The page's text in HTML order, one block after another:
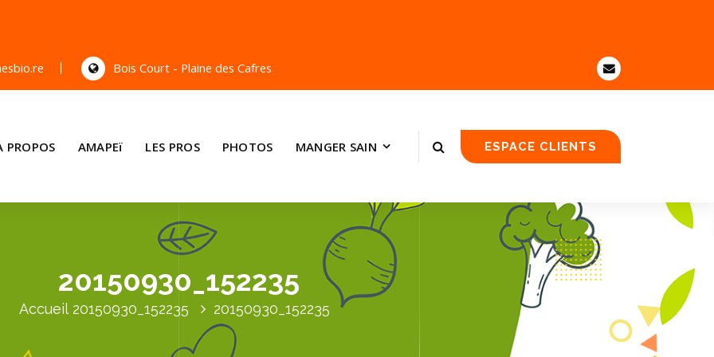
Bois Court - Plaine des Cafres
PROPOS AMAPEï LES PROS PHOTOS MANGER SAIN ESPACE CLIENTS
20150930_152235
Accueil 20150930_152235 20150930_152235